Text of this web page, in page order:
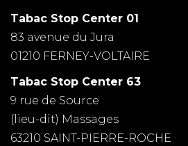
Tabac Stop Center 01
83 avenue du Jura
01210 FERNEY-VOLTAIRE
Tabac Stop Center 63
9 rue de Source
(lieu-dit) Massages
63210 SAINT-PIERRE-ROCHE